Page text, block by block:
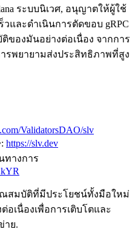
ระบบนิเวศ, อนุญาตให้ผู้ใช้
และดําเนินการตัดขอบ gRPC
องมันอย่างต่อเนื่อง จากการ
รพยายามส่งประสิทธิภาพที่สูง
ValidatorsDAO/slv
https://slv.dev
ทางการ
ณสมบัติที่มีประโยชน์ทั้งมือใหม่
เนื่องเพื่อการเติบโตและ
าย.